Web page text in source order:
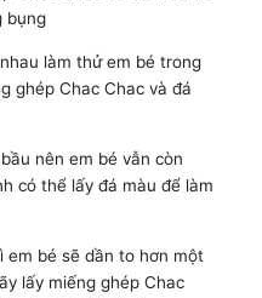
bụng
làm thử em bé trong
ghép Chac Chac và đá
nên em bé vẫn còn
có thể lấy đá màu để làm
em bé sẽ dần to hơn một
lấy miếng ghép Chac